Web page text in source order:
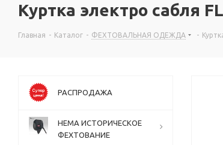
Куртка электро сабля
Главная - Каталог - ФЕХТОВАЛЬНАЯ ОДЕЖДА -
РАСПРОДАЖА
НЕМА ИСТОРИЧЕСКОЕ
ФЕХТОВАНИЕ